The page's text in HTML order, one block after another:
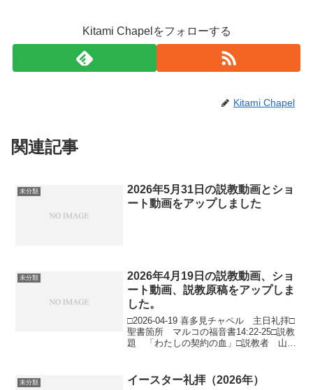
Kitami Chapelをフォローする
Kitami Chapel
関連記事
未分類
2026年5月31日の説教動画とショ
ート動画をアップしました
未分類
2026年4月19日の説教動画、ショ
ート動画、説教原稿をアップしま
した。
□2026-04-19 喜多見チャペル 主日礼拝□
聖書箇所 マルコの福音書14:22-25□説教
題 「わたしの契約の血」□説教者 山田
年半ほど、ほぼ毎週末、片付けにいっ...
未分類 イースター礼拝（2026年）